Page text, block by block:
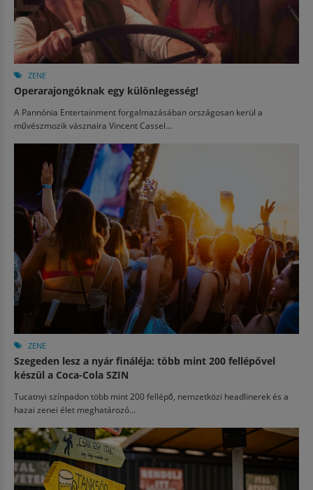
ZENE
Operarajongóknak egy különlegesség!
A Pannónia Entertainment forgalmazásában országosan kerül a
művészmozik vásznaira Vincent Cassel...
ZENE
Szegeden lesz a nyár fináléja: több mint 200 fellépővel
készül a Coca-Cola SZIN
Tucatnyi színpadon több mint 200 fellépő, nemzetközi headlinerek és a
hazai zenei élet meghatározó...